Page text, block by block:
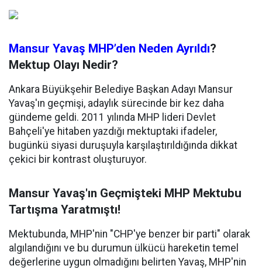
Mansur Yavaş MHP’den Neden Ayrıldı?
Mektup Olayı Nedir?
Ankara Büyükşehir Belediye Başkan Adayı Mansur
Yavaş'ın geçmişi, adaylık sürecinde bir kez daha
gündeme geldi. 2011 yılında MHP lideri Devlet
Bahçeli'ye hitaben yazdığı mektuptaki ifadeler,
bugünkü siyasi duruşuyla karşılaştırıldığında dikkat
çekici bir kontrast oluşturuyor.
Mansur Yavaş'ın Geçmişteki MHP Mektubu
Tartışma Yaratmıştı!
Mektubunda, MHP'nin "CHP'ye benzer bir parti" olarak
algılandığını ve bu durumun ülkücü hareketin temel
değerlerine uygun olmadığını belirten Yavaş, MHP'nin